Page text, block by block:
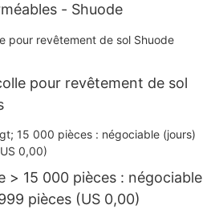
- Shuode
pour revêtement de sol
> 15 000 pièces : négociable
pièces (US 0,00)